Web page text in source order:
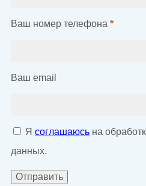
Ваш номер телефона *
Ваш email
Я соглашаюсь на
данных.